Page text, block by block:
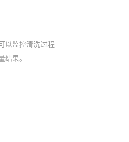
以监控清洗过程
果。